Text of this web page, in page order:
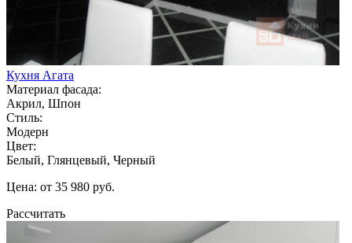
Кухня Агата
Материал фасада:
Акрил, Шпон
Стиль:
Модерн
Цвет:
Белый, Глянцевый, Черный
Цена: от 35 980 руб.
Рассчитать